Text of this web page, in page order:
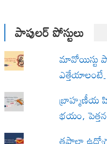
పాపులర్ పోస్టులు
మావోయిస్టు
బ్రాహ్మణీయ
భయం,